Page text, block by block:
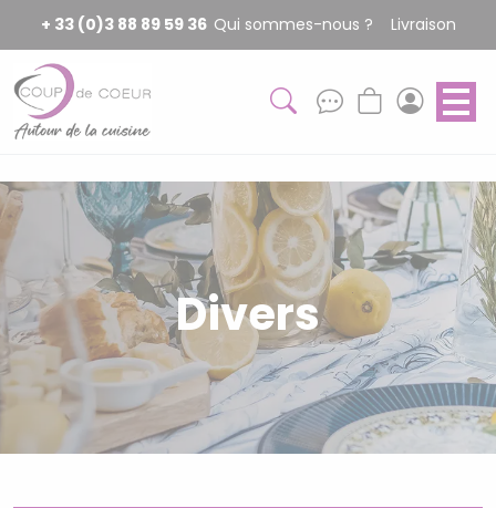
+ 33 (0)3 88 89 59 36 Qui sommes-nous ? Livraison
Divers
Panneau de gestion des cookies